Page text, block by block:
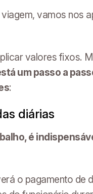
vamos nos
valores fixos.
um passo a
:
diárias
é
o pagamento de